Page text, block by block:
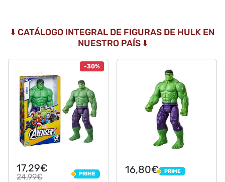
⬇️ CATÁLOGO INTEGRAL DE FIGURAS DE HULK EN
NUESTRO PAÍS ⬇️
-30%
17,29€
24,99€ PRIME
PRIME
16,80€ PRIME
PRIME